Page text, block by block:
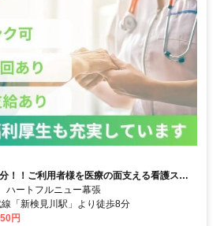
！！ご利用者様を医療の面支える看護スタ
ートフルニュー幕張
「新検見川駅」より徒歩8分
円